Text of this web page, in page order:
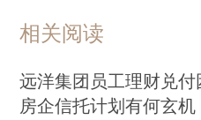
相关阅读
远洋集团员工理财兑付
房企信托计划有何玄机